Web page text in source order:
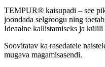
TEMPUR® kaisupadi – see
joondada selgroogu ning
Ideaalne kallistamiseks ja külili
Soovitatav ka rasedatele
mugava magamisasendi.